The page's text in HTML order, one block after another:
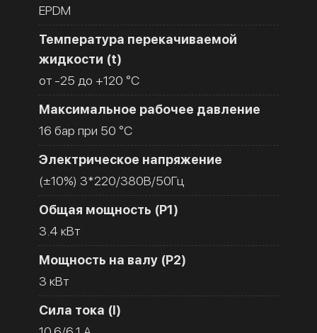
EPDM
Температура перекачиваемой
жидкости (t)
от -25 до +120 °C
Максимальное рабочее давление
16 бар при 50 °C
Электрическое напряжение
(±10%) 3*220/380В/50Гц
Общая мощность (Р1)
3.4 кВт
Мощность на валу (Р2)
3 кВт
Сила тока (I)